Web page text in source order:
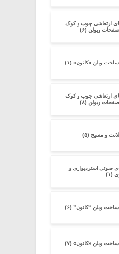
ارتعاشی چوب و کوک
ویولن (۶)
ویلن «کانون» (۱)
ارتعاشی چوب و کوک
ویولن (۸)
و مسیح (۵)
صوتی استردیواری و
(۱)
ویلن “کانون” (۶)
ویلن «کانون» (۷)